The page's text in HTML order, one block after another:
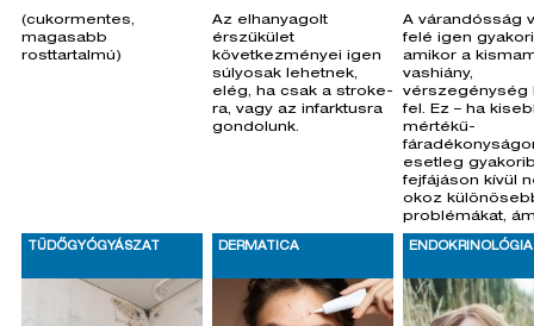
(cukormentes,
magasabb
rosttartalmú)
Az elhanyagolt
érszűkület
következményei igen
súlyosak lehetnek,
elég, ha csak a stroke-
ra, vagy az infarktusra
gondolunk.
A várandósság
felé igen
amikor a
vashiány,
vérszegénység
fel. Ez – ha
mértékű-
esetleg
fejfájáson kívül
okoz
problémákat,
már a terhesség
elején d
TÜDŐGYÓGYÁSZAT DERMATICA ENDOKRINOLÓGIA